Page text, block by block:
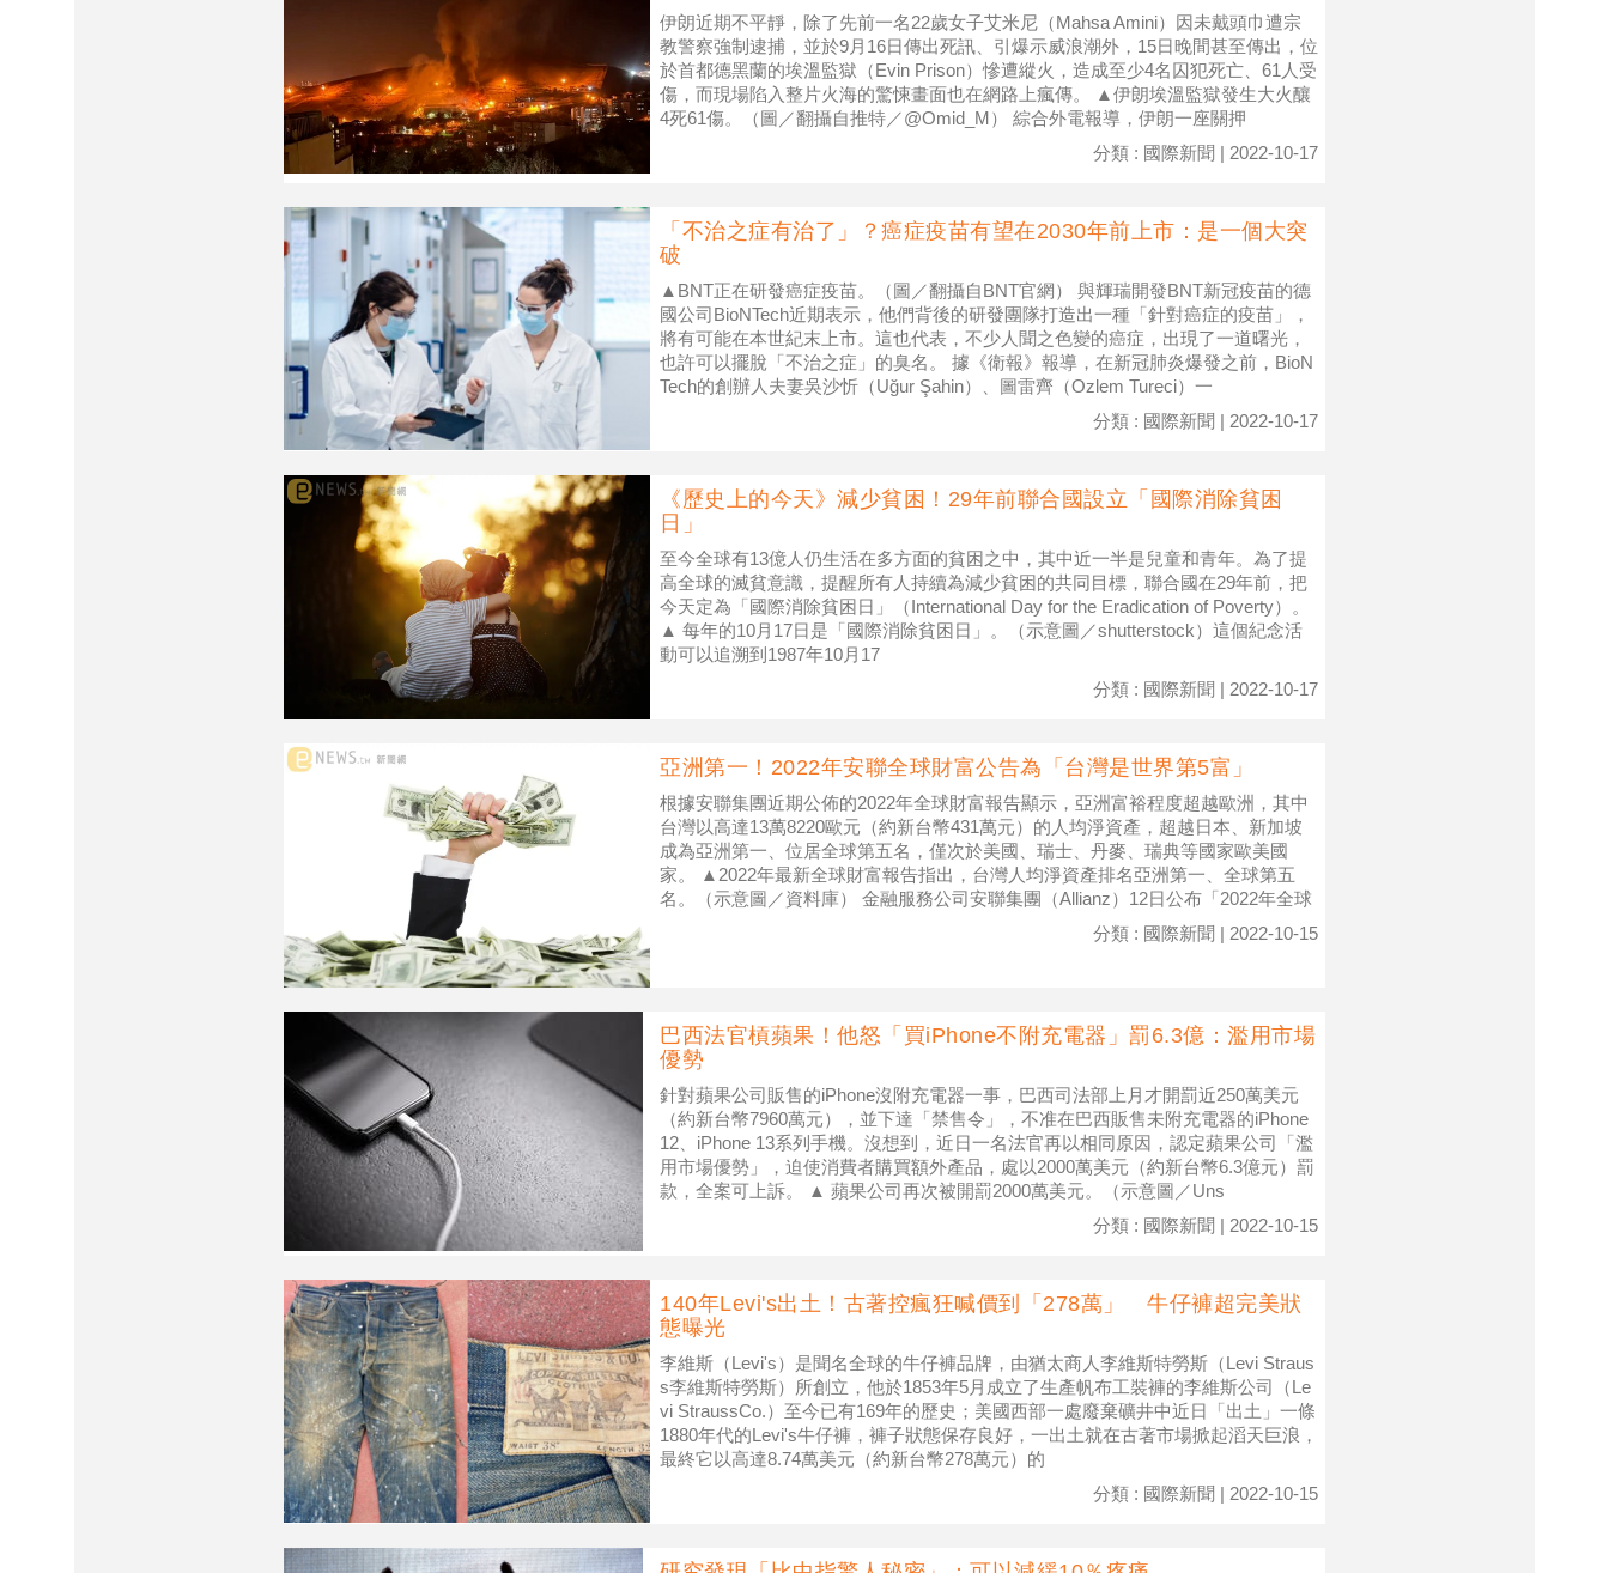
伊朗近期不平靜，除了先前一名22歲女子艾米尼（Mahsa Amini）因未戴頭巾遭宗
教警察強制逮捕，並於9月16日傳出死訊、引爆示威浪潮外，15日晚間甚至傳出，位
於首都德黑蘭的埃溫監獄（Evin Prison）慘遭縱火，造成至少4名囚犯死亡、61人受
傷，而現場陷入整片火海的驚悚畫面也在網路上瘋傳。 ▲伊朗埃溫監獄發生大火釀
4死61傷。（圖／翻攝自推特／@Omid_M） 綜合外電報導，伊朗一座關押
分類 : 國際新聞 | 2022-10-17
「不治之症有治了」？癌症疫苗有望在2030年前上市：是一個大突
破
▲BNT正在研發癌症疫苗。（圖／翻攝自BNT官網） 與輝瑞開發BNT新冠疫苗的德
國公司BioNTech近期表示，他們背後的研發團隊打造出一種「針對癌症的疫苗」，
將有可能在本世紀末上市。這也代表，不少人聞之色變的癌症，出現了一道曙光，
也許可以擺脫「不治之症」的臭名。 據《衛報》報導，在新冠肺炎爆發之前，BioN
Tech的創辦人夫妻吳沙忻（Uğur Şahin）、圖雷齊（Ozlem Tureci）一
分類 : 國際新聞 | 2022-10-17
《歷史上的今天》減少貧困！29年前聯合國設立「國際消除貧困
日」
至今全球有13億人仍生活在多方面的貧困之中，其中近一半是兒童和青年。為了提
高全球的滅貧意識，提醒所有人持續為減少貧困的共同目標，聯合國在29年前，把
今天定為「國際消除貧困日」（International Day for the Eradication of Poverty）。
▲ 每年的10月17日是「國際消除貧困日」。（示意圖／shutterstock）這個紀念活
動可以追溯到1987年10月17
分類 : 國際新聞 | 2022-10-17
亞洲第一！2022年安聯全球財富公告為「台灣是世界第5富」
根據安聯集團近期公佈的2022年全球財富報告顯示，亞洲富裕程度超越歐洲，其中
台灣以高達13萬8220歐元（約新台幣431萬元）的人均淨資產，超越日本、新加坡
成為亞洲第一、位居全球第五名，僅次於美國、瑞士、丹麥、瑞典等國家歐美國
家。 ▲2022年最新全球財富報告指出，台灣人均淨資產排名亞洲第一、全球第五
名。（示意圖／資料庫） 金融服務公司安聯集團（Allianz）12日公布「2022年全球
分類 : 國際新聞 | 2022-10-15
巴西法官槓蘋果！他怒「買iPhone不附充電器」罰6.3億：濫用市場
優勢
針對蘋果公司販售的iPhone沒附充電器一事，巴西司法部上月才開罰近250萬美元
（約新台幣7960萬元），並下達「禁售令」，不准在巴西販售未附充電器的iPhone
12、iPhone 13系列手機。沒想到，近日一名法官再以相同原因，認定蘋果公司「濫
用市場優勢」，迫使消費者購買額外產品，處以2000萬美元（約新台幣6.3億元）罰
款，全案可上訴。 ▲ 蘋果公司再次被開罰2000萬美元。（示意圖／Uns
分類 : 國際新聞 | 2022-10-15
140年Levi's出土！古著控瘋狂喊價到「278萬」 牛仔褲超完美狀
態曝光
李維斯（Levi's）是聞名全球的牛仔褲品牌，由猶太商人李維斯特勞斯（Levi Straus
s李維斯特勞斯）所創立，他於1853年5月成立了生產帆布工裝褲的李維斯公司（Le
vi StraussCo.）至今已有169年的歷史；美國西部一處廢棄礦井中近日「出土」一條
1880年代的Levi's牛仔褲，褲子狀態保存良好，一出土就在古著市場掀起滔天巨浪，
最終它以高達8.74萬美元（約新台幣278萬元）的
分類 : 國際新聞 | 2022-10-15